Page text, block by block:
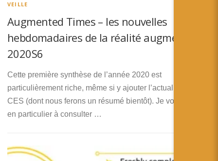
Español
VEILLE
Augmented Times – les nouvelles
hebdomadaires de la réalité augmentée –
2020S6
Cette première synthèse de l’année 2020 est
particulièrement riche, même si y ajouter l’actualité vue au
CES (dont nous ferons un résumé bientôt). Je vous invite
en particulier à consulter …